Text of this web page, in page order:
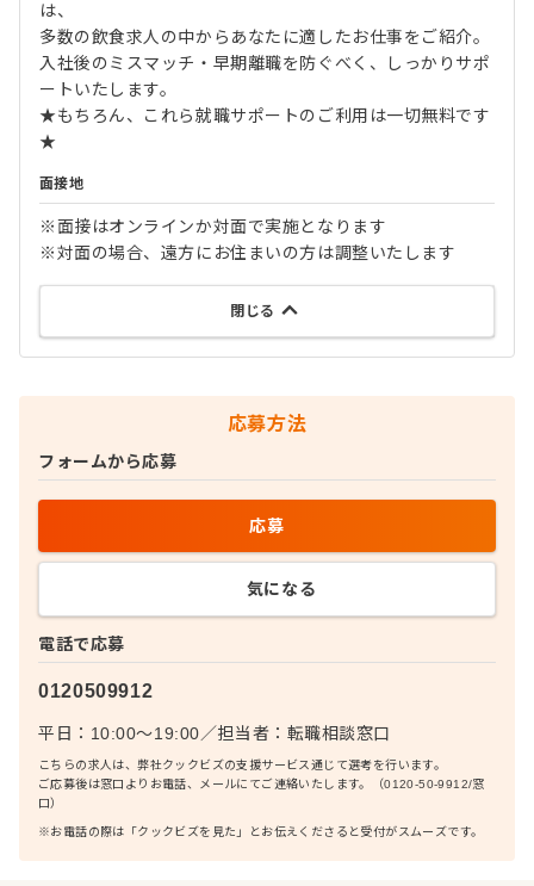
は、
多数の飲食求人の中からあなたに適したお仕事をご紹介。
入社後のミスマッチ・早期離職を防ぐべく、しっかりサポ
ートいたします。
★もちろん、これら就職サポートのご利用は一切無料です
★
面接地
※面接はオンラインか対面で実施となります
※対面の場合、遠方にお住まいの方は調整いたします
閉じる
応募方法
電話で応募
0120509912
平日：10:00〜19:00／担当者： 転職相談窓口
こちらの求人は、弊社クックビズの支援サービス通じて選考を行います。
ご応募後は窓口よりお電話、メールにてご連絡いたします。（0120-50-9912/窓
口）
※お電話の際は「クックビズを見た」とお伝えくださると受付がスムーズです。
フォームから応募
応募
気になる